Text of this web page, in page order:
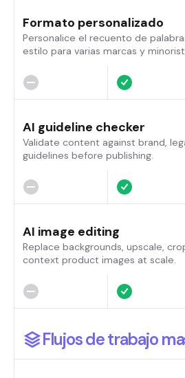
Formato personalizado
Personalice el recuento de
estilo para varias marcas y
AI guideline checker
Validate content against brand,
guidelines before publishing.
AI image editing
Replace backgrounds, upscale,
context product images at scale.
Flujos de trabajo